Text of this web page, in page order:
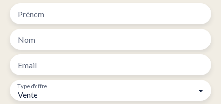
Prénom
Nom
Email
Vente
Type d'offre